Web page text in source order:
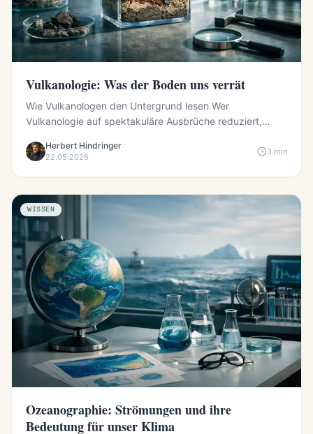
Vulkanologie: Was der Boden uns verrät
Wie Vulkanologen den Untergrund lesen Wer
Vulkanologie auf spektakuläre Ausbrüche reduziert,
Herbert Hindringer
22.05.2026
3 min
WISSEN
Ozeanographie: Strömungen und ihre
Bedeutung für unser Klima